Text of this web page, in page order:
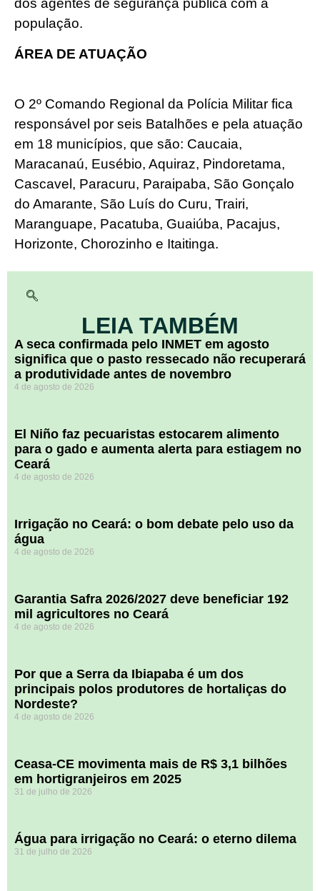
dos agentes de segurança pública com a
população.
ÁREA DE ATUAÇÃO
O 2º Comando Regional da Polícia Militar fica
responsável por seis Batalhões e pela atuação
em 18 municípios, que são: Caucaia,
Maracanaú, Eusébio, Aquiraz, Pindoretama,
Cascavel, Paracuru, Paraipaba, São Gonçalo
do Amarante, São Luís do Curu, Trairi,
Maranguape, Pacatuba, Guaiúba, Pacajus,
Horizonte, Chorozinho e Itaitinga.
LEIA TAMBÉM
A seca confirmada pelo INMET em agosto
significa que o pasto ressecado não recuperará
a produtividade antes de novembro
4 de agosto de 2026
El Niño faz pecuaristas estocarem alimento
para o gado e aumenta alerta para estiagem no
Ceará
4 de agosto de 2026
Irrigação no Ceará: o bom debate pelo uso da
água
4 de agosto de 2026
Garantia Safra 2026/2027 deve beneficiar 192
mil agricultores no Ceará
4 de agosto de 2026
Por que a Serra da Ibiapaba é um dos
principais polos produtores de hortaliças do
Nordeste?
4 de agosto de 2026
Ceasa-CE movimenta mais de R$ 3,1 bilhões
em hortigranjeiros em 2025
31 de julho de 2026
Água para irrigação no Ceará: o eterno dilema
31 de julho de 2026